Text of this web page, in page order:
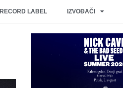
RECORD LABEL IZVOĐAČI